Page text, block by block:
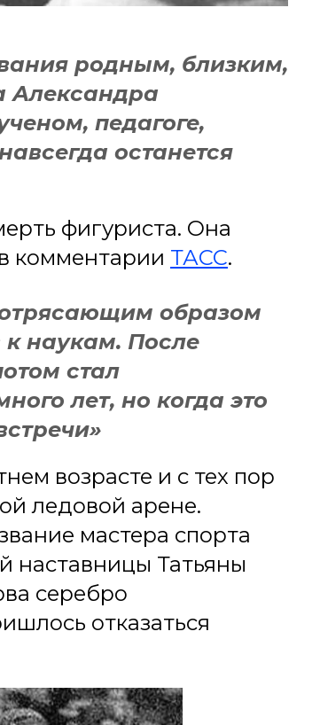
родным, близким,
Александра
педагоге,
останется
фигуриста. Она
комментарии ТАСС.
образом
к наукам. После
стал
лет, но когда это
возрасте и с тех пор
ледовой арене.
мастера спорта
Татьяны
серебро
отказаться